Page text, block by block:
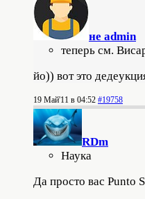
не admin
теперь см.
йо)) вот это
19 Май'11 в 04:52 #19758
RDm
Наука
Да просто вас Punto